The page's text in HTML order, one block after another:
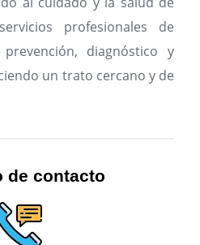
profesionales de
diagnóstico y
un trato cercano y de
de contacto